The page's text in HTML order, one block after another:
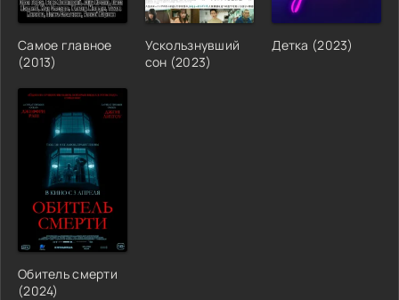
Самое главное
(2013)
Ускользнувший
сон (2023)
Детка (2023)
Обитель смерти
(2024)